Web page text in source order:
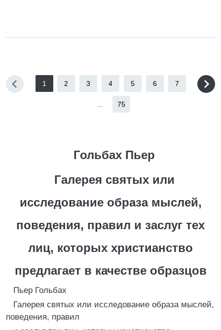
1 2 3 4 5 6 7
75
Гольбах Пьер
Галерея святых или
исследование образа мыслей,
поведения, правил и заслуг тех
лиц, которых христианство
предлагает в качестве образцов
Пьер Гольбах
Галерея святых или исследование образа мыслей,
поведения, правил